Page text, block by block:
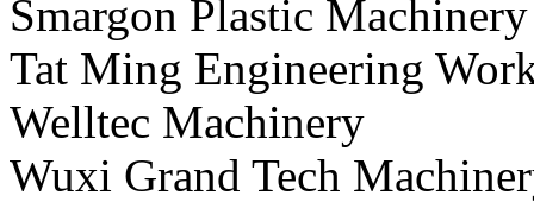
Smargon Plastic Machinery
Tat Ming Engineering
Welltec Machinery
Wuxi Grand Tech